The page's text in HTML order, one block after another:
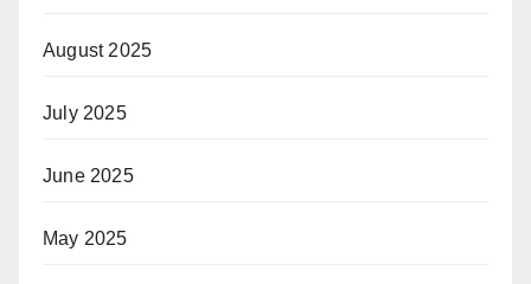
August 2025
July 2025
June 2025
May 2025